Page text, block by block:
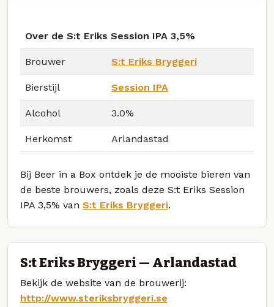
Over de S:t Eriks Session IPA 3,5%
Brouwer S:t Eriks Bryggeri
Bierstijl Session IPA
Alcohol 3.0%
Herkomst Arlandastad
Bij Beer in a Box ontdek je de mooiste bieren van
de beste brouwers, zoals deze S:t Eriks Session
IPA 3,5% van S:t Eriks Bryggeri.
S:t Eriks Bryggeri — Arlandastad
Bekijk de website van de brouwerij:
http://www.steriksbryggeri.se